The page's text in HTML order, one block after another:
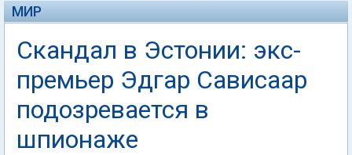
МИР
Скандал в Эстонии: экс-
премьер Эдгар Сависаар
подозревается в
шпионаже